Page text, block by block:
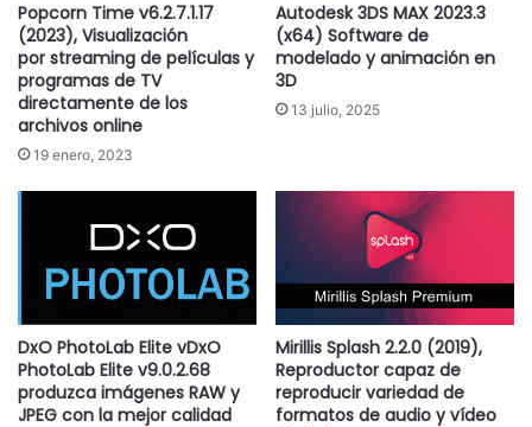
Popcorn Time v6.2.7.1.17
(2023), Visualización
por streaming de películas y
programas de TV
directamente de los
archivos online
19 enero, 2023
Autodesk 3DS MAX 2023.3
(x64) Software de
modelado y animación en
3D
13 julio, 2025
DxO PhotoLab Elite vDxO
PhotoLab Elite v9.0.2.68
produzca imágenes RAW y
JPEG con la mejor calidad
Mirillis Splash 2.2.0 (2019),
Reproductor capaz de
reproducir variedad de
formatos de audio y vídeo